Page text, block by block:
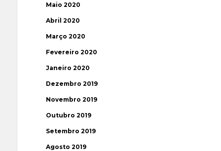
Maio 2020
Abril 2020
Março 2020
Fevereiro 2020
Janeiro 2020
Dezembro 2019
Novembro 2019
Outubro 2019
Setembro 2019
Agosto 2019